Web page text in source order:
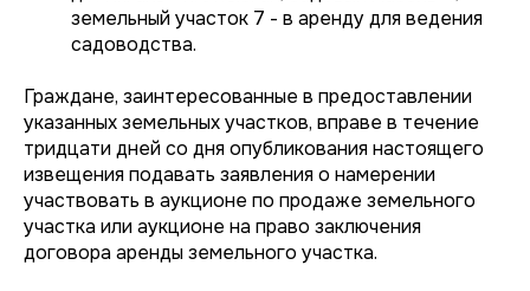
земельный участок 7 - в аренду для ведения
садоводства.
Граждане, заинтересованные в предоставлении
указанных земельных участков, вправе в течение
тридцати дней со дня опубликования настоящего
извещения подавать заявления о намерении
участвовать в аукционе по продаже земельного
участка или аукционе на право заключения
договора аренды земельного участка.